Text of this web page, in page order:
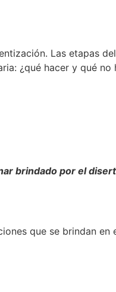
Las etapas
¿qué hacer y qué no
brindado por el
que se brindan en